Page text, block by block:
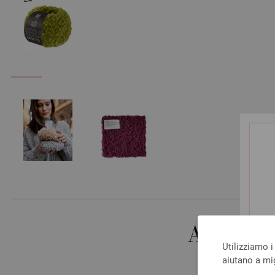
Utilizziamo
aiutano a
ALTRI